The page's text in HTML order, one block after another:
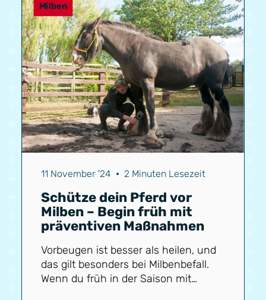
Milben
11 November '24 • 2 Minuten Lesezeit
Schütze dein Pferd vor
Milben – Begin früh mit
präventiven Maßnahmen
Vorbeugen ist besser als heilen, und
das gilt besonders bei Milbenbefall.
Wenn du früh in der Saison mit